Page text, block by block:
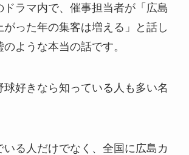
ドラマ内で、催事担当者が「広島
がった年の集客は増える」と話し
ような本当の話です。
球好きなら知っている人も多い名
いる人だけでなく、全国に広島カ